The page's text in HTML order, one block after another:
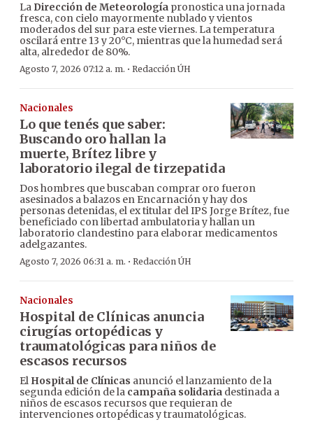
La Dirección de Meteorología pronostica una jornada
fresca, con cielo mayormente nublado y vientos
moderados del sur para este viernes. La temperatura
oscilará entre 13 y 20°C, mientras que la humedad será
alta, alrededor de 80%.
Agosto 7, 2026 07:12 a. m. · Redacción ÚH
Nacionales
Lo que tenés que saber:
Buscando oro hallan la
muerte, Brítez libre y
laboratorio ilegal de tirzepatida
Dos hombres que buscaban comprar oro fueron
asesinados a balazos en Encarnación y hay dos
personas detenidas, el ex titular del IPS Jorge Brítez, fue
beneficiado con libertad ambulatoria y hallan un
laboratorio clandestino para elaborar medicamentos
adelgazantes.
Agosto 7, 2026 06:31 a. m. · Redacción ÚH
Nacionales
Hospital de Clínicas anuncia
cirugías ortopédicas y
traumatológicas para niños de
escasos recursos
El Hospital de Clínicas anunció el lanzamiento de la
segunda edición de la campaña solidaria destinada a
niños de escasos recursos que requieran de
intervenciones ortopédicas y traumatológicas.